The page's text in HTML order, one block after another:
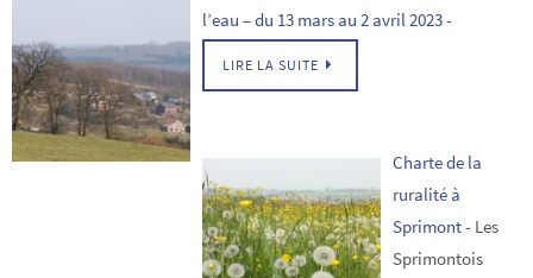
l’eau – du 13 mars au 2 avril 2023-
LIRE LA SUITE
Charte de la
ruralité à
Sprimont- Les
Sprimontois